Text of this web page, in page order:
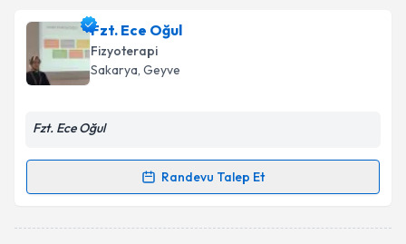
Fzt. Ece Oğul
Fizyoterapi
Sakarya, Geyve
Fzt. Ece Oğul
Randevu Talep Et
Randevu Takvimi Talebi